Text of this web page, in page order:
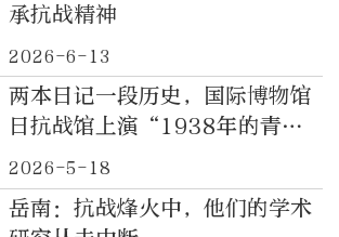
承抗战精神
2026-6-13
两本日记一段历史，国际博物馆
日抗战馆上演“1938年的青春
与战争”
2026-5-18
岳南：抗战烽火中，他们的学术